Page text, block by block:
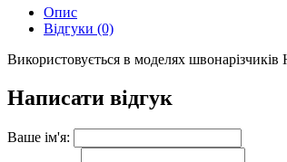
Опис
Відгуки (0)
Використовується в моделях
Написати відгук
Ваше ім'я: